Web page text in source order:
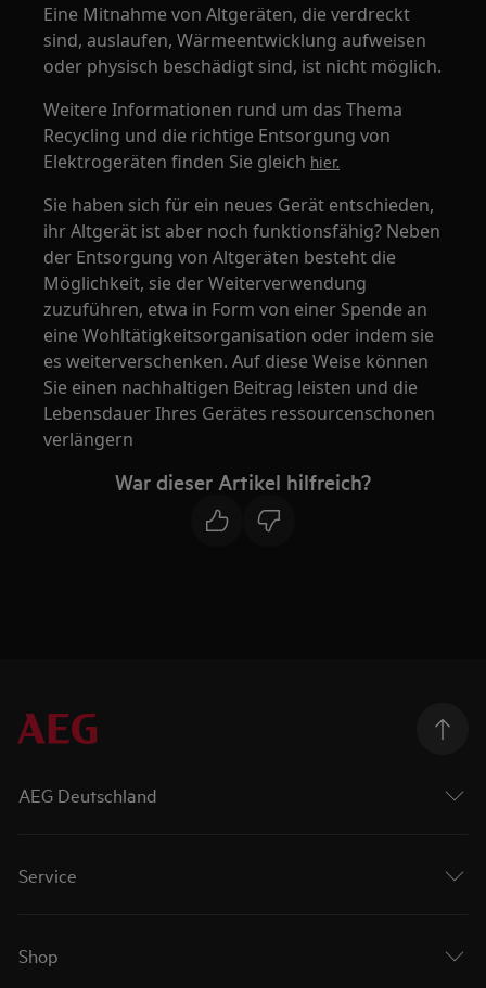
Eine Mitnahme von Altgeräten, die verdreckt
sind, auslaufen, Wärmeentwicklung aufweisen
oder physisch beschädigt sind, ist nicht möglich.
Weitere Informationen rund um das Thema
Recycling und die richtige Entsorgung von
Elektrogeräten finden Sie gleich hier.
Sie haben sich für ein neues Gerät entschieden,
ihr Altgerät ist aber noch funktionsfähig? Neben
der Entsorgung von Altgeräten besteht die
Möglichkeit, sie der Weiterverwendung
zuzuführen, etwa in Form von einer Spende an
eine Wohltätigkeitsorganisation oder indem sie
es weiterverschenken. Auf diese Weise können
Sie einen nachhaltigen Beitrag leisten und die
Lebensdauer Ihres Gerätes ressourcenschonen
verlängern
War dieser Artikel hilfreich?
AEG Deutschland
Service
Shop